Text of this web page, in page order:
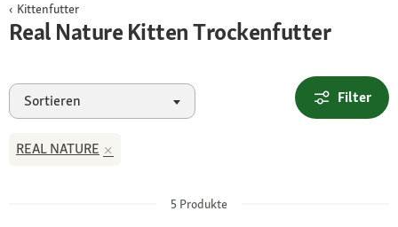
Kittenfutter
Real Nature Kitten Trockenfutter
Sortieren Filter
REAL NATURE
5 Produkte